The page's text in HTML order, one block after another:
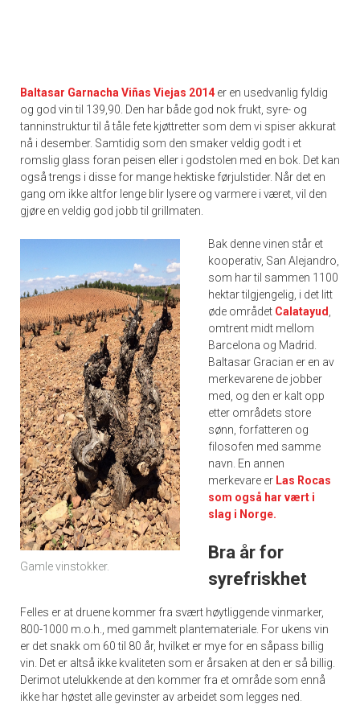
Baltasar Garnacha Viñas Viejas 2014 er en usedvanlig fyldig
og god vin til 139,90. Den har både god nok frukt, syre- og
tanninstruktur til å tåle fete kjøttretter som dem vi spiser akkurat
nå i desember. Samtidig som den smaker veldig godt i et
romslig glass foran peisen eller i godstolen med en bok. Det kan
også trengs i disse for mange hektiske førjulstider. Når det en
gang om ikke altfor lenge blir lysere og varmere i været, vil den
gjøre en veldig god jobb til grillmaten.
Gamle vinstokker.
Bak denne vinen står et
kooperativ, San Alejandro,
som har til sammen 1100
hektar tilgjengelig, i det litt
øde området Calatayud
omtrent midt mellom
Barcelona og Madrid.
Baltasar Gracian er en av
merkevarene de jobber
med, og den er kalt opp
etter områdets store
sønn, forfatteren og
filosofen med samme
navn. En annen
merkevare er Las Rocas
som også har vært i
slag i Norge.
Bra år for
syrefriskhet
Felles er at druene kommer fra svært høytliggende vinmarker,
800-1000 m.o.h., med gammelt plantemateriale. For ukens vin
er det snakk om 60 til 80 år, hvilket er mye for en såpass billig
vin. Det er altså ikke kvaliteten som er årsaken at den er så billig.
Derimot utelukkende at den kommer fra et område som ennå
ikke har høstet alle gevinster av arbeidet som legges ned.